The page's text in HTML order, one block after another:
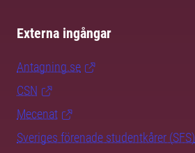
Externa ingångar
Antagning.se
CSN
Mecenat
Sveriges förenade studentkårer (SFS)